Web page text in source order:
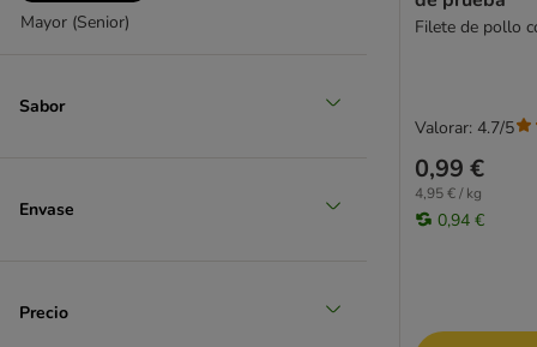
Crave
Disugual
Dolina Noteci
Feringa
GimCat
Mayor (Senior)
Sabor
Envase
Precio
Filete de pollo
0,99 €
4,95 € / kg
0,94 €
Valorar: 4.7/5